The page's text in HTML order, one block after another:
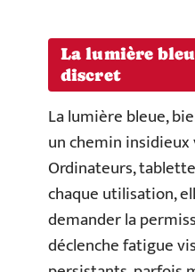
La lumière
discret
La lumière bleue,
un chemin
Ordinateurs,
chaque utilisation,
demander la
déclenche fatigue